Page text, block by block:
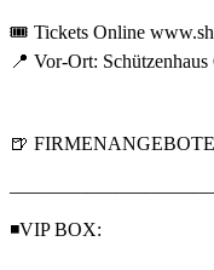
🎟️ Tickets Online
📍 Vor-Ort:
🍺
◾VIP BOX: